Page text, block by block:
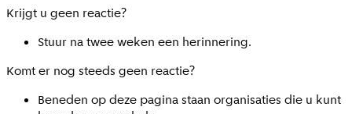
Krijgt u geen reactie?
Stuur na twee weken een herinnering.
Komt er nog steeds geen reactie?
Beneden op deze pagina staan organisaties die u kunt